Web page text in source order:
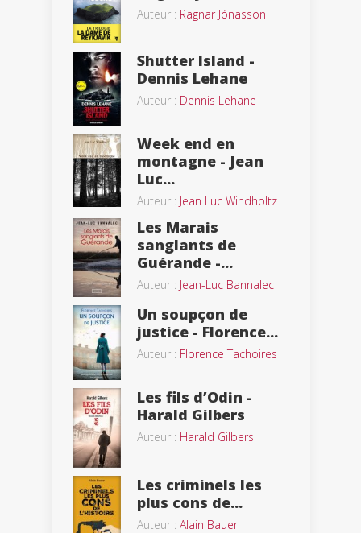
Auteur : Ragnar Jónasson
Shutter Island -
Dennis Lehane
Auteur : Dennis Lehane
Week end en
montagne - Jean
Luc...
Auteur : Jean Luc Windholtz
Les Marais
sanglants de
Guérande -...
Auteur : Jean-Luc Bannalec
Un soupçon de
justice - Florence...
Auteur : Florence Tachoires
Les fils d’Odin -
Harald Gilbers
Auteur : Harald Gilbers
Les criminels les
plus cons de...
Auteur : Alain Bauer